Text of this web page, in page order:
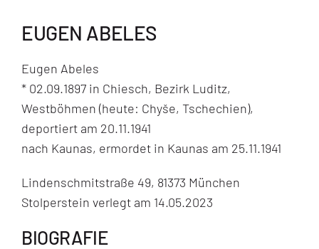
EUGEN ABELES
Eugen Abeles
* 02.09.1897 in Chiesch, Bezirk Luditz,
Westböhmen (heute: Chyše, Tschechien),
deportiert am 20.11.1941
nach Kaunas, ermordet in Kaunas am 25.11.1941
Lindenschmitstraße 49, 81373 München
Stolperstein verlegt am 14.05.2023
BIOGRAFIE